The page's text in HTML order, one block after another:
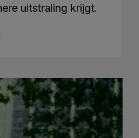
uitstraling krijgt.